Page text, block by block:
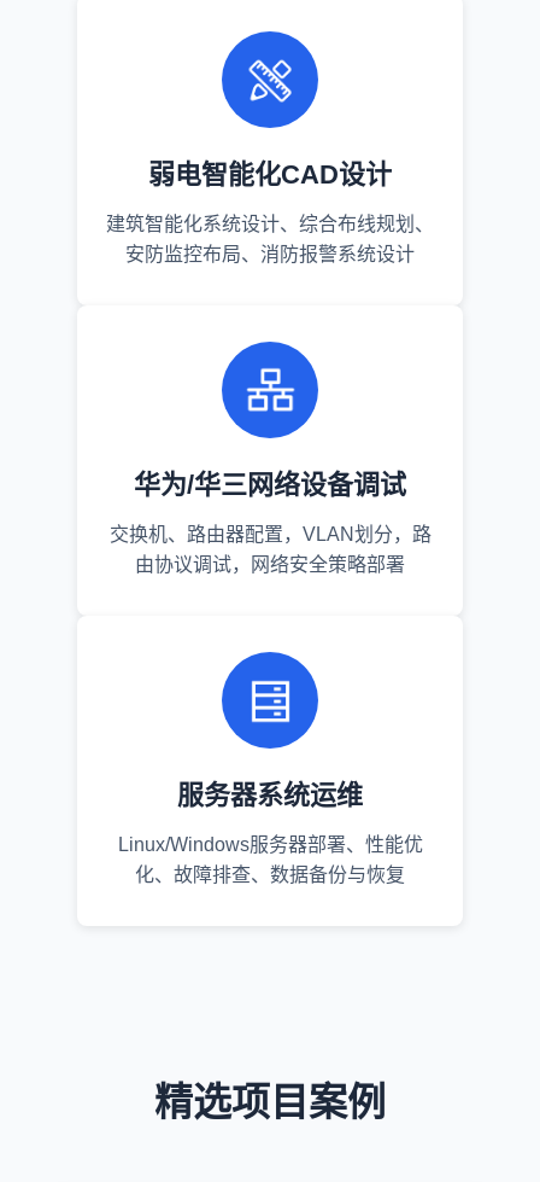
弱电智能化CAD设计
建筑智能化系统设计、综合布线规划、
安防监控布局、消防报警系统设计
华为/华三网络设备调试
交换机、路由器配置，VLAN划分，路
由协议调试，网络安全策略部署
服务器系统运维
Linux/Windows服务器部署、性能优
化、故障排查、数据备份与恢复
精选项目案例